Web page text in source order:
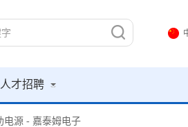
人才招聘
电源 - 嘉泰姆电子